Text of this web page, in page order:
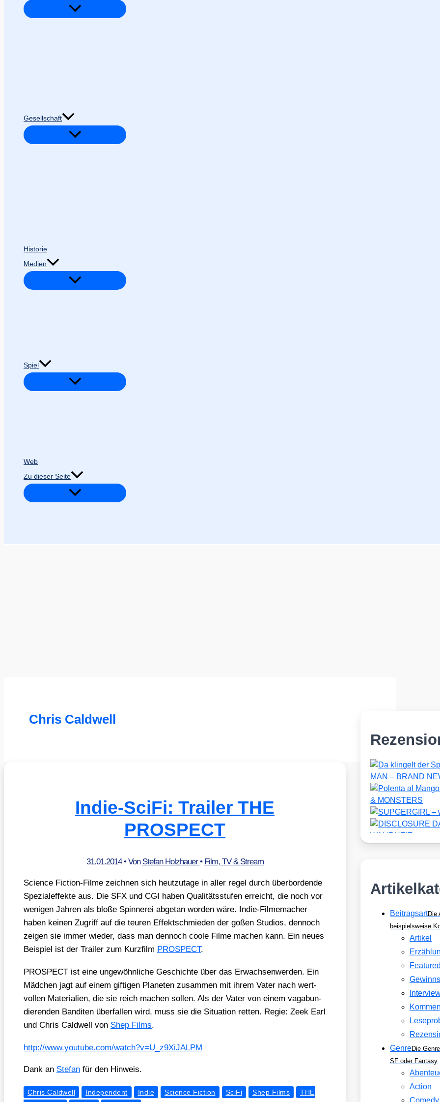
Gesellschaft
Historie
Medien
Spiel
Web
Zu dieser Seite
Chris Caldwell
Indie-SciFi: Trailer THE
PROSPECT
31.01.2014• Von Stefan Holzhauer• Film, TV & Stream
Sci­ence Fic­tion-Fil­me zeich­nen sich heut­zu­ta­ge in aller regel durch über­bor­den­de
Spe­zi­al­ef­fek­te aus. Die SFX und CGI haben Qua­li­täts­stu­fen erreicht, die noch vor
weni­gen Jah­ren als blo­ße Spin­ne­rei abge­tan wor­den wäre. Indie-Fil­me­ma­cher
haben kei­nen Zugriff auf die teu­ren Effekt­schmie­den der goßen Stu­di­os, den­noch
zei­gen sie immer wie­der, dass man den­noch coo­le Fil­me machen kann. Ein neu­es
Bei­spiel ist der Trai­ler zum Kurz­film PROSPECT.
PROSPECT ist eine unge­wöhn­li­che Geschich­te über das Erwach­sen­wer­den. Ein
Mäd­chen jagt auf einem gif­ti­gen Pla­ne­ten zusam­men mit ihrem Vater nach wert­
vol­len Mate­ria­li­en, die sie reich machen sol­len. Als der Vater von einem vaga­bun­
die­ren­den Ban­di­ten über­fal­len wird, muss sie die Situa­ti­on ret­ten. Regie: Zeek Earl
und Chris Cald­well von Shep Films.
http://​www​.you​tube​.com/​w​a​t​c​h​?​v​=​U​_​z​9​X​i​J​A​LPM
Dank an Ste­fan für den Hin­weis.
Chris Caldwell Independent Indie Science Fiction SciFi Shep Films
THE
BeitragsartDie
beispielsweise
Artikel
GenreDie
SF oder Fantasy
Action